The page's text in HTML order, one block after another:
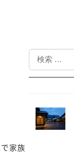
家族
索